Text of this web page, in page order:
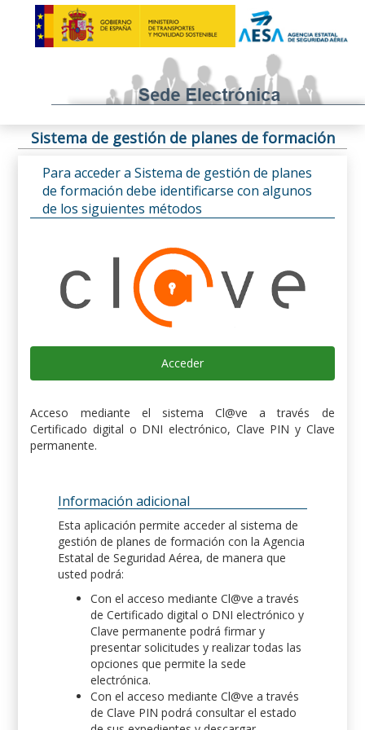
Sistema de gestión de planes de formación
Para acceder a Sistema de gestión de planes
de formación debe identificarse con algunos
de los siguientes métodos
Acceder
Acceso mediante el sistema Cl@ve a través de
Certificado digital o DNI electrónico, Clave PIN y Clave
permanente.
Información adicional
Esta aplicación permite acceder al sistema de
gestión de planes de formación con la Agencia
Estatal de Seguridad Aérea, de manera que
usted podrá:
Con el acceso mediante Cl@ve a través
de Certificado digital o DNI electrónico y
Clave permanente podrá firmar y
presentar solicitudes y realizar todas las
opciones que permite la sede
electrónica.
Con el acceso mediante Cl@ve a través
de Clave PIN podrá consultar el estado